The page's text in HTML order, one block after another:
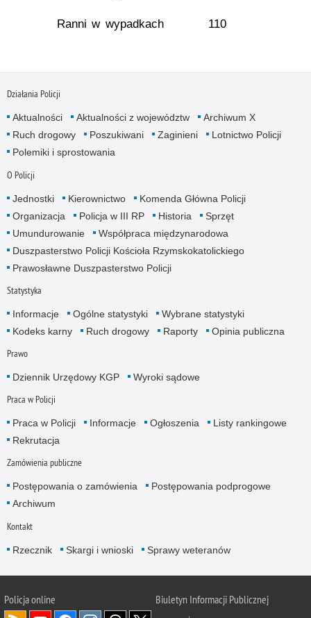
Ranni w wypadkach 110
Działania Policji
Aktualności Aktualności z województw
Archiwum X
Ruch drogowy
Poszukiwani Zaginieni
Lotnictwo Policji
Polemiki i sprostowania
O Policji
Jednostki Kierownictwo
Komenda Główna Policji
Organizacja
Policja w III RP Historia
Sprzęt
Umundurowanie
Współpraca międzynarodowa
Duszpasterstwo Policji Kościoła Rzymskokatolickiego
Prawosławne Duszpasterstwo Policji
Statystyka
Informacje Ogólne statystyki
Wybrane statystyki
Kodeks karny
Ruch drogowy Raporty Opinia publiczna
Prawo
Dziennik Urzędowy KGP Wyroki sądowe
Praca w Policji
Praca w Policji Informacje Ogłoszenia
Listy rankingowe
Rekrutacja
Zamówienia publiczne
Postępowania o zamówienia
Postępowania podprogowe
Archiwum
Kontakt
Rzecznik Skargi i wnioski Sprawy weteranów
Policjaonline
Biuletyn Informacji Publicznej